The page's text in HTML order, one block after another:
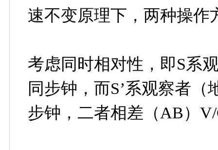
速不变原理下，两种操作
考虑同时相对性，即S系
同步钟，而S’系观察者
步钟，二者相差（AB）